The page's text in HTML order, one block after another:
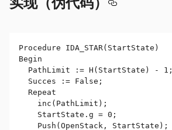
Procedure IDA_STAR(StartState)
Begin
  PathLimit := H(StartState) - 1;
  Succes := False;
  Repeat
    inc(PathLimit);
    StartState.g = 0;
    Push(OpenStack, StartState);